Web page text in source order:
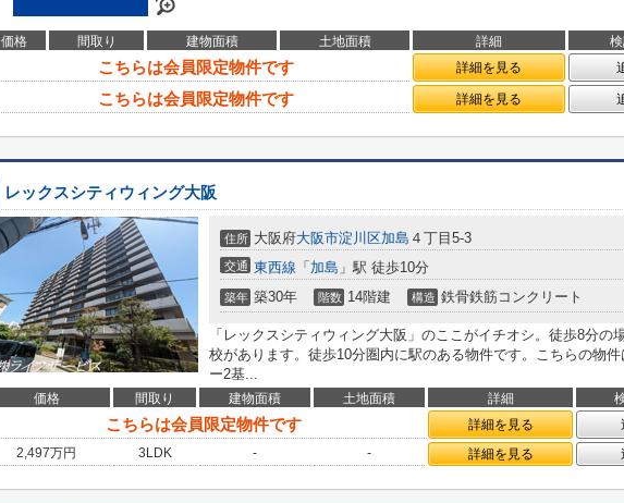
価格 間取り 建物面積 土地面積 詳細
こちらは会員限定物件です 詳細を見る
こちらは会員限定物件です 詳細を見る
レックスシティウィング大阪
住所 大阪府大阪市淀川区加島 ４丁目5-3
交通 東西線 「 加島 」駅 徒歩10分
築年 築30年 階数 14階建 構造 鉄骨鉄筋コンクリート
「レックスシティウィング大阪」のここがイチオシ。徒歩8分の
校があります。徒歩10分圏内に駅のある物件です。こちらの物件
ー2基...
価格 間取り 建物面積 土地面積 詳細
こちらは会員限定物件です 詳細を見る
2,497万円 3LDK - - 詳細を見る